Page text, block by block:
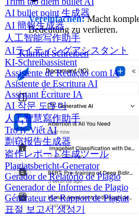
AI bullet point 生成器
AI 簡報生成器
人工智能写作助手
AIライティングアシスタント
KI-Schreibassistent
Assistente de Redação com IA
Asistente de Escritura AI
Assistant Écriture IA
AI 작문 도우미
人工智慧寫作助手
Trợ lý Viết AI
剽窃报告生成器
盗作レポート生成ツール
Plagiatsbericht-Generator
Gerador de Relatório de Plágio
Generador de Informes de Plagio
Générateur de Rapport de Plagiat
표절 보고서 생성기
Vereinfachen:Macht
Bedeutung zu verlieren.
Klarheit Schreiben